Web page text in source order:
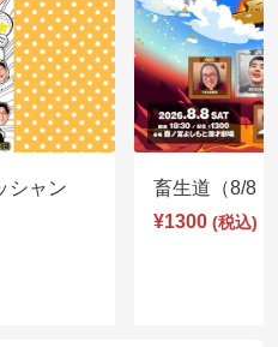
シャン
畜生道（8/8
¥1300 (税込)